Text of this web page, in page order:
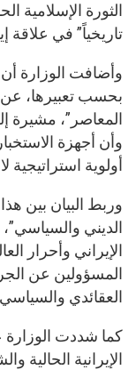
الثورة الإسلامية
تاريخياً” في علاقة
وأضافت الوزارة
بحسب تعبيرها، عن
المعاصر”، مشيرة
وأن أجهزة
أولوية استراتيجية
وربط البيان بين
الديني
الإيراني وأحرار
المسؤولين عن
العقائدي
كما شددت الوزارة
الإيرانية